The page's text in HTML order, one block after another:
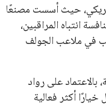
الجيش الأمريكي، حيث أسست مصنعًا
انتباه المراقبين،
في ملاعب الجولف
على رواد
أكثر فعالية